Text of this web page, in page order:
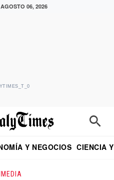
AGOSTO 06, 2026
Y NEGOCIOS CIENCIA